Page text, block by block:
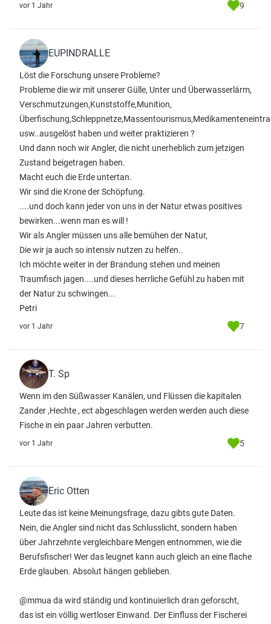
vor 1 Jahr 9
EUPINDRALLE
Löst die Forschung unsere Probleme?
Probleme die wir mit unserer Gülle, Unter und Überwasserlärm,
Verschmutzungen,Kunststoffe,Munition,
usw..ausgelöst haben und weiter praktizieren ?
Und dann noch wir Angler, die nicht unerheblich zum jetzigen
Zustand beigetragen haben.
Macht euch die Erde untertan.
Wir sind die Krone der Schöpfung.
....und doch kann jeder von uns in der Natur etwas positives
bewirken...wenn man es will !
Wir als Angler müssen uns alle bemühen der Natur,
Die wir ja auch so intensiv nutzen zu helfen..
Ich möchte weiter in der Brandung stehen und meinen
Traumfisch jagen....und dieses herrliche Gefühl zu haben mit
der Natur zu schwingen...
Petri
vor 1 Jahr 7
T. Sp
Wenn im den Süßwasser Kanälen, und Flüssen die kapitalen
Zander ,Hechte , ect abgeschlagen werden werden auch diese
Fische in ein paar Jahren verbutten.
vor 1 Jahr 5
Eric Otten
Leute das ist keine Meinungsfrage, dazu gibts gute Daten.
Nein, die Angler sind nicht das Schlusslicht, sondern haben
über Jahrzehnte vergleichbare Mengen entnommen, wie die
Berufsfischer! Wer das leugnet kann auch gleich an eine flache
Erde glauben. Absolut hängen geblieben.
@mmua da wird ständig und kontinuierlich dran geforscht,
das ist ein völlig wertloser Einwand. Der Einfluss der Fischerei